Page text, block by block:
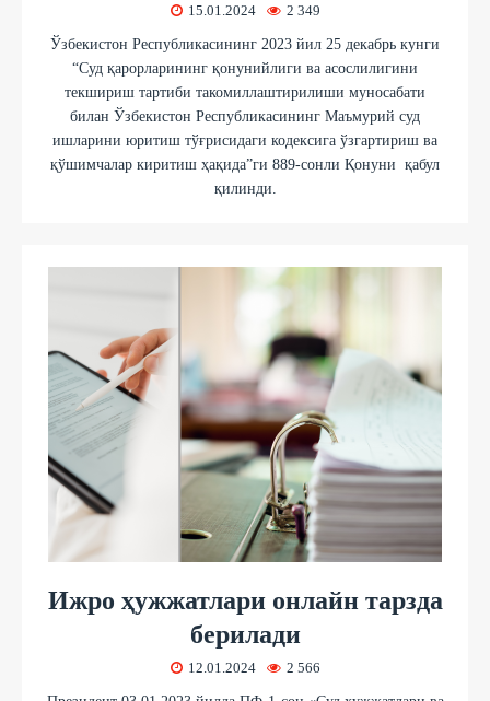
15.01.2024 2 349
Ўзбекистон Республикасининг 2023 йил 25 декабрь кунги
“Суд қарорларининг қонунийлиги ва асослилигини
текшириш тартиби такомиллаштирилиши муносабати
билан Ўзбекистон Республикасининг Маъмурий суд
ишларини юритиш тўғрисидаги кодексига ўзгартириш ва
қўшимчалар киритиш ҳақида”ги 889-сонли Қонуни қабул
қилинди.
Ижро ҳужжатлари онлайн тарзда
берилади
12.01.2024 2 566